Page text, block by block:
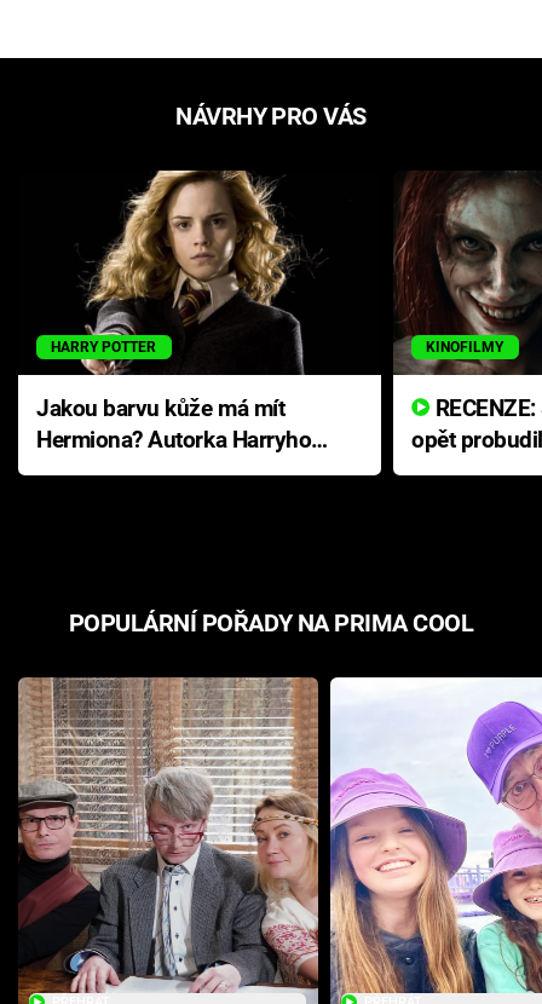
NÁVRHY PRO VÁS
HARRY POTTER
Jakou barvu kůže má mít
Hermiona? Autorka Harryho
Pottera přišla s ráznou
KINOFILMY
opět
přichází s
POPULÁRNÍ POŘADY NA PRIMA COOL